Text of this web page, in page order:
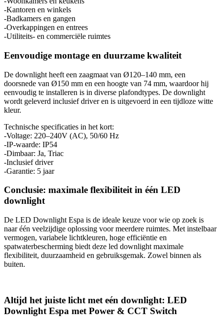
-Kantoren en winkels
-Badkamers en gangen
-Overkappingen en entrees
-Utiliteits- en commerciële ruimtes
Eenvoudige montage en duurzame kwaliteit
De downlight heeft een zaagmaat van Ø120–140 mm, een
doorsnede van Ø150 mm en een hoogte van 74 mm, waardoor hij
eenvoudig te installeren is in diverse plafondtypes. De downlight
wordt geleverd inclusief driver en is uitgevoerd in een tijdloze witte
kleur.
Technische specificaties in het kort:
-Voltage: 220–240V (AC), 50/60 Hz
-IP-waarde: IP54
-Dimbaar: Ja, Triac
-Inclusief driver
-Garantie: 5 jaar
Conclusie: maximale flexibiliteit in één LED
downlight
De LED Downlight Espa is de ideale keuze voor wie op zoek is
naar één veelzijdige oplossing voor meerdere ruimtes. Met instelbaar
vermogen, variabele lichtkleuren, hoge efficiëntie en
spatwaterbescherming biedt deze led downlight maximale
flexibiliteit, duurzaamheid en gebruiksgemak. Zowel binnen als
buiten.
Altijd het juiste licht met eén downlight: LED
Downlight Espa met Power & CCT Switch